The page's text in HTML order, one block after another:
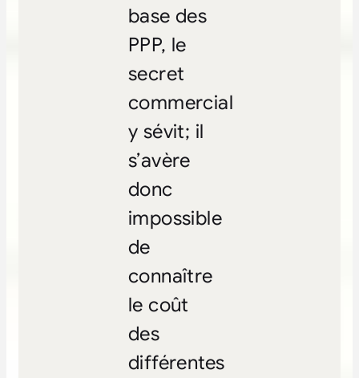
base des
PPP, le
secret
commercial
y sévit; il
s’avère
donc
impossible
de
connaître
le coût
des
différentes